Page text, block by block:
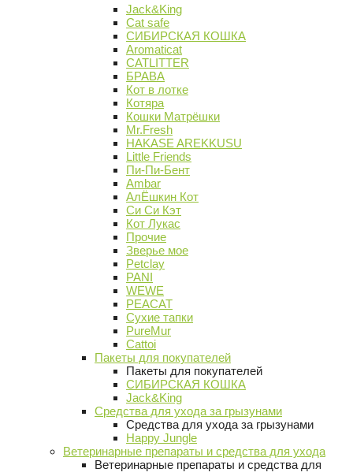
Jack&King
Cat safe
СИБИРСКАЯ КОШКА
Aromaticat
CATLITTER
БРАВА
Кот в лотке
Котяра
Кошки Матрёшки
Mr.Fresh
HAKASE AREKKUSU
Little Friends
Пи-Пи-Бент
Ambar
АлЁшкин Кот
Си Си Кэт
Кот Лукас
Прочие
Зверье мое
Petclay
PANI
WEWE
PEACAT
Сухие тапки
PureMur
Cattoi
Пакеты для покупателей
Пакеты для покупателей
СИБИРСКАЯ КОШКА
Jack&King
Средства для ухода за грызунами
Средства для ухода за грызунами
Happy Jungle
Ветеринарные препараты и средства для ухода
Ветеринарные препараты и средства для